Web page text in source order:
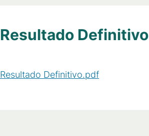
Resultado Definitivo
Resultado Definitivo.pdf